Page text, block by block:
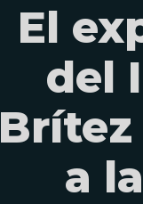
El
del
a